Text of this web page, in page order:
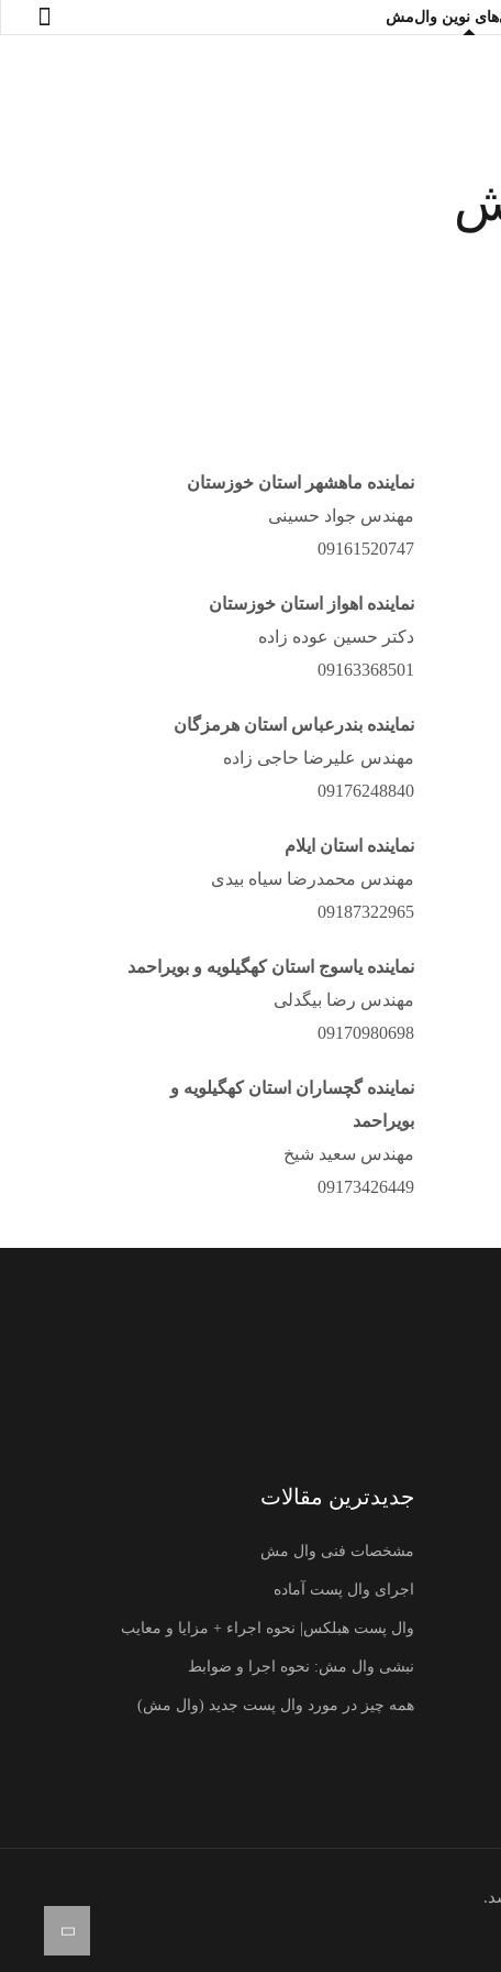
نوین وال‌مش
نماینده ماهشهر استان خوزستان
مهندس جواد حسینی
09161520747
نماینده اهواز استان خوزستان
دکتر حسین عوده زاده
09163368501
نماینده بندرعباس استان هرمزگان
مهندس علیرضا حاجی زاده
09176248840
نماینده استان ایلام
مهندس محمدرضا سیاه بیدی
09187322965
نماینده یاسوج استان کهگیلویه و بویراحمد
مهندس رضا بیگدلی
09170980698
نماینده گچساران استان کهگیلویه و
بویراحمد
مهندس سعید شیخ
09173426449
جدیدترین مقالات
مشخصات فنی وال مش
اجرای وال پست آماده
وال پست هبلکس| نحوه اجراء + مزایا و معایب
نبشی وال مش: نحوه اجرا و ضوابط
همه چیز در مورد وال پست جدید (وال مش)